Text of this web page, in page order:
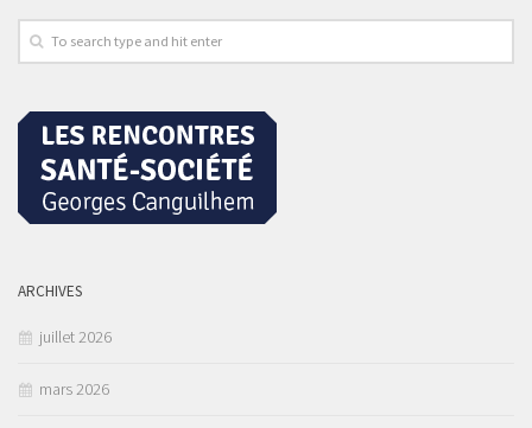
ARCHIVES
juillet 2026
mars 2026